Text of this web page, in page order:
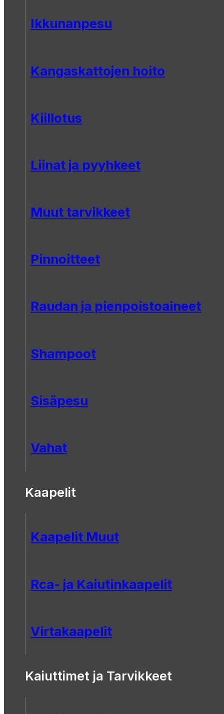
Ikkunanpesu
Kangaskattojen hoito
Kiillotus
Liinat ja pyyhkeet
Muut tarvikkeet
Pinnoitteet
Raudan ja pienpoistoaineet
Shampoot
Sisäpesu
Vahat
Kaapelit
Kaapelit Muut
Rca- ja Kaiutinkaapelit
Virtakaapelit
Kaiuttimet ja Tarvikkeet